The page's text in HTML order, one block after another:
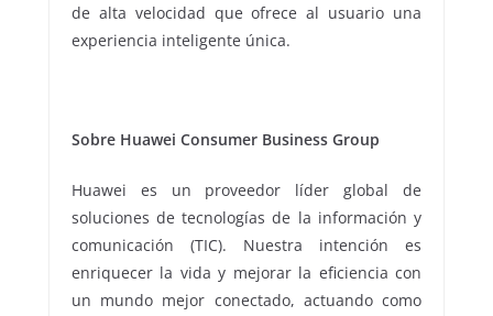
de alta velocidad que ofrece al usuario una
experiencia inteligente única.
Sobre Huawei Consumer Business Group
Huawei es un proveedor líder global de
soluciones de tecnologías de la información y
comunicación (TIC). Nuestra intención es
enriquecer la vida y mejorar la eficiencia con
un mundo mejor conectado, actuando como